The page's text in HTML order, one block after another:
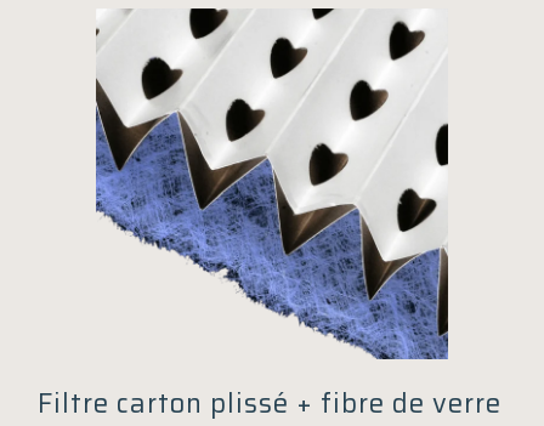
Filtre carton plissé + fibre de verre